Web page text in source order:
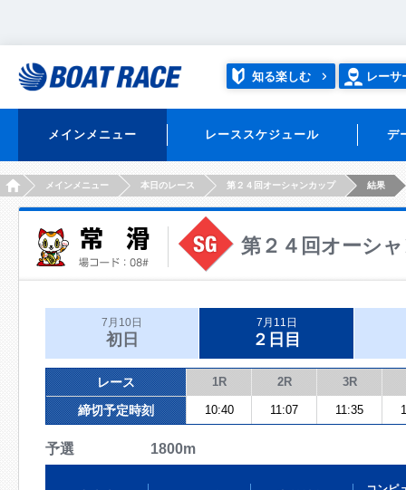
知る楽しむ レーサ
メインメニュー レーススケジュール デ
HOMEメインメニュー 本日のレース 第２４回オーシャンカップ 結果
第２４回オーシ
7月10日
初日
7月11日
２日目
レース 1R 2R 3R
締切予定時刻 10:40 11:07 11:35
予選 1800m